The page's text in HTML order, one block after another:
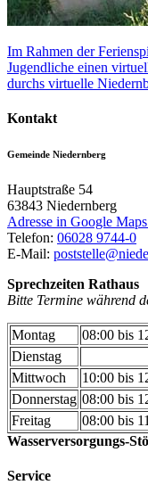
Im Rahmen der
Jugendliche einen
durchs virtuelle
Kontakt
Gemeinde Niedernberg
Hauptstraße 54
63843 Niedernberg
Adresse in Google
Telefon: 06028 9744-0
E-Mail:
Sprechzeiten Rathaus
Bitte Termine während
Montag
08:00 bis
Dienstag
Mittwoch
10:00 bis
Donnerstag 08:00 bis
Freitag
08:00 bis
Wasserversorgungs-
Service